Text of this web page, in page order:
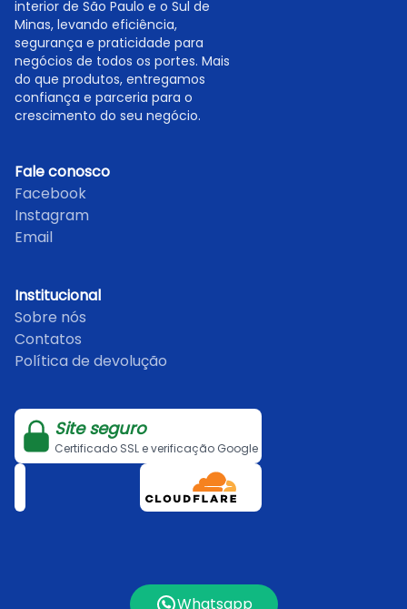
interior de São Paulo e o Sul de
Minas, levando eficiência,
segurança e praticidade para
negócios de todos os portes. Mais
do que produtos, entregamos
confiança e parceria para o
crescimento do seu negócio.
Fale conosco
Facebook
Instagram
Email
Institucional
Sobre nós
Contatos
Política de devolução
Site seguro
Certificado SSL e verificação Google
Whatsapp